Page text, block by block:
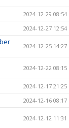
2024-12-29 08:54
2024-12-27 12:54
2024-12-25 14:27
2024-12-22 08:15
2024-12-17 21:25
2024-12-16 08:17
2024-12-12 11:31